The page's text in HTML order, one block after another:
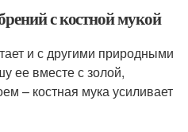
с костной мукой
и с другими природными
ее вместе с золой,
– костная мука усиливает